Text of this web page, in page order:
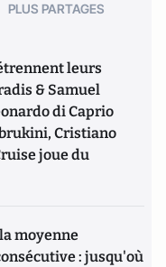
PLUS PARTAGES
leurs
& Samuel
di Caprio
Cristiano
joue du
moyenne
: jusqu'où